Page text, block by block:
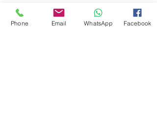
Phone Email WhatsApp Facebook